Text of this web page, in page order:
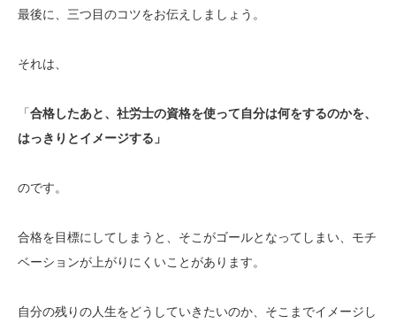
最後に、三つ目のコツをお伝えしましょう。
それは、
「合格したあと、社労士の資格を使って自分は何をするのかを、
はっきりとイメージする」
のです。
合格を目標にしてしまうと、そこがゴールとなってしまい、モチ
ベーションが上がりにくいことがあります。
自分の残りの人生をどうしていきたいのか、そこまでイメージし